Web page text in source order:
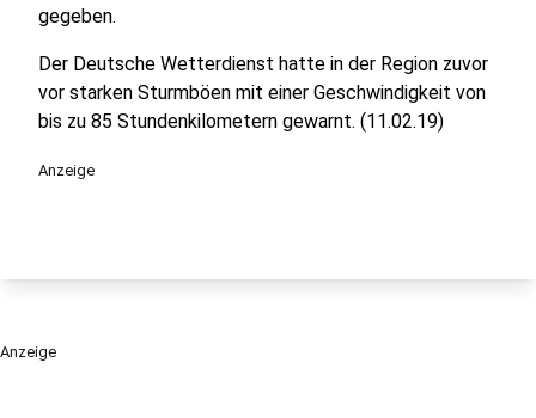
gegeben.
Der Deutsche Wetterdienst hatte in der Region zuvor
vor starken Sturmböen mit einer Geschwindigkeit von
bis zu 85 Stundenkilometern gewarnt. (11.02.19)
Anzeige
Anzeige